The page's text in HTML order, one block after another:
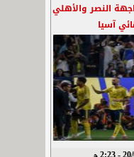
النصر والأهلي
آسيا